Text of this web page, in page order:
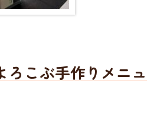
ろこぶ手作りメニュ